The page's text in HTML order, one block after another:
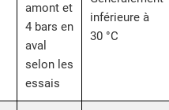
amont et
4 bars en
aval
selon les
essais
inférieure à
30 °C